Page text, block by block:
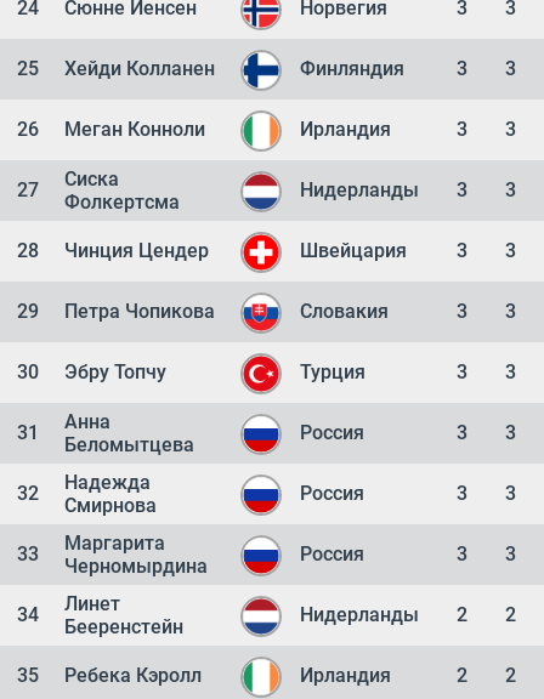
24 Сюнне Йенсен Норвегия 3 3
25 Хейди Колланен Финляндия 3 3
26 Меган Конноли Ирландия 3 3
27
Сиска
Фолкертсма
Нидерланды 3 3
28 Чинция Цендер Швейцария 3 3
29 Петра Чопикова Словакия 3 3
30 Эбру Топчу Турция 3 3
31
Анна
Беломытцева
Россия 3 3
32
Надежда
Смирнова
Россия 3 3
33
Маргарита
Черномырдина
Россия 3 3
34
Линет
Бееренстейн
Нидерланды 2 2
35 Ребека Кэролл Ирландия 2 2